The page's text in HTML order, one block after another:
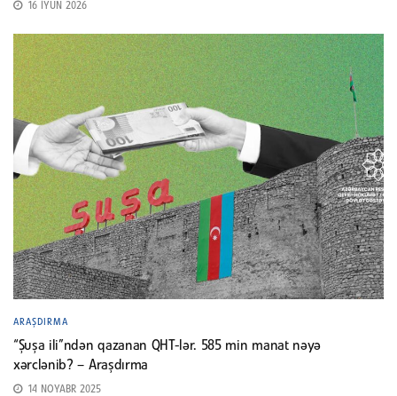
16 İYUN 2026
ARAŞDIRMA
“Şuşa ili”ndən qazanan QHT-lər. 585 min manat nəyə
xərclənib? – Araşdırma
14 NOYABR 2025